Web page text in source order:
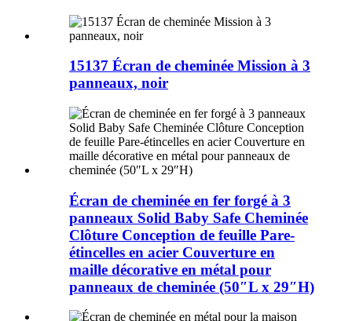
15137 Écran de cheminée Mission à 3
panneaux, noir
Écran de cheminée en fer forgé à 3
panneaux Solid Baby Safe Cheminée
Clôture Conception de feuille Pare-
étincelles en acier Couverture en
maille décorative en métal pour
panneaux de cheminée (50″L x 29″H)